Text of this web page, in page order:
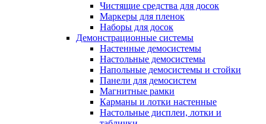
Чистящие средства для досок
Маркеры для пленок
Наборы для досок
Демонстрационные системы
Настенные демосистемы
Настольные демосистемы
Напольные демосистемы и стойки
Панели для демосистем
Магнитные рамки
Карманы и лотки настенные
Настольные дисплеи, лотки и